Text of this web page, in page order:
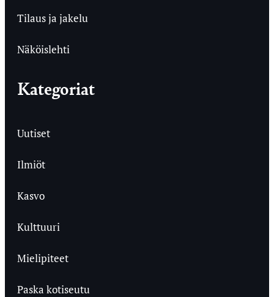
Tilaus ja jakelu
Näköislehti
Kategoriat
Uutiset
Ilmiöt
Kasvo
Kulttuuri
Mielipiteet
Paska kotiseutu